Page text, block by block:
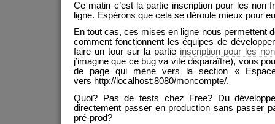
Ce matin c’est la partie inscription pour les non
ligne. Espérons que cela se déroule mieux pour
En tout cas, ces mises en ligne nous permettent
comment fonctionnent les équipes de
faire un tour sur la partie inscription pour les
j’imagine que ce bug va vite disparaître), vous
de page qui mène vers la section «
vers http://localhost:8080/moncompte/.
Quoi? Pas de tests chez Free? Du
directement passer en production sans passer
pré-prod?